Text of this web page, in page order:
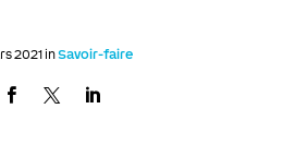
2021 inSavoir-faire